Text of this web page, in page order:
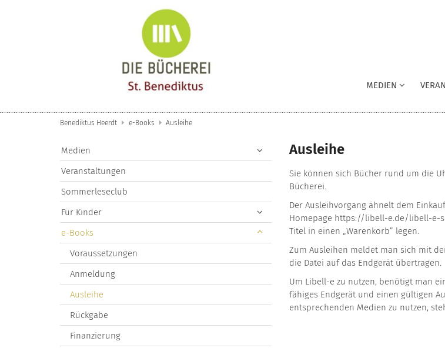
MEDIEN
Benediktus Heerdt e-Books Ausleihe
Ausleihe
Sie können sich Bücher rund um die
Bücherei.
Der Ausleihvorgang ähnelt dem
Homepage https://libell-e.de/libell-e-
Titel in einen „Warenkorb” legen.
Zum Ausleihen meldet man sich mit
die Datei auf das Endgerät übertragen.
Um Libell-e zu nutzen, benötigt man
fähiges Endgerät und einen gültigen
entsprechenden Medien zu nutzen,
Medien
Veranstaltungen
Sommerleseclub
Für Kinder
e-Books
Voraussetzungen
Anmeldung
Ausleihe
Rückgabe
Finanzierung